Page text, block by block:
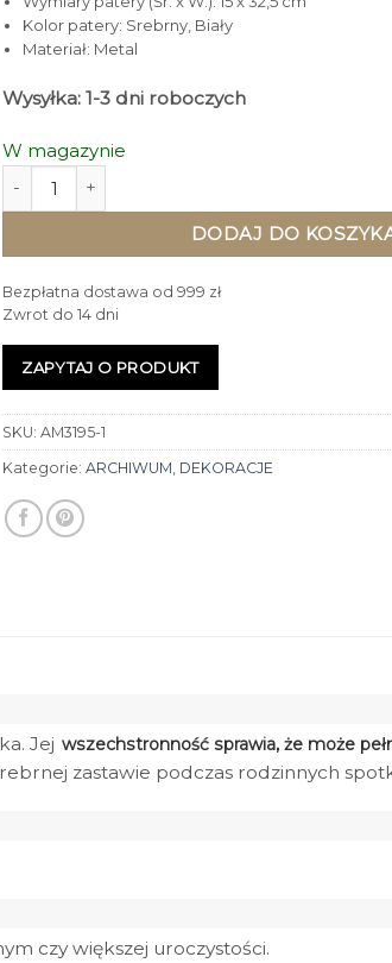
Kolor patery: Srebrny, Biały
Materiał: Metal
Wysyłka: 1-3 dni roboczych
W magazynie
ilość PATERA srebrna z białym wnętrzem
DODAJ DO
Bezpłatna dostawa od 999 zł
Zwrot do 14 dni
ZAPYTAJ O PRODUKT
SKU:AM3195-1
Kategorie:ARCHIWUM, DEKORACJE
Jej wszechstronność sprawia, że może
zastawie podczas rodzinnych
czy większej uroczystości.